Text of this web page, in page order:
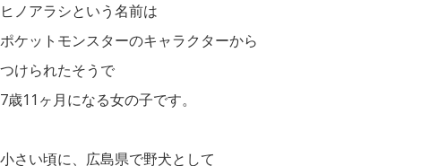
ヒノアラシという名前は
ポケットモンスターのキャラクターから
つけられたそうで
7歳11ヶ月になる女の子です。
小さい頃に、広島県で野犬として